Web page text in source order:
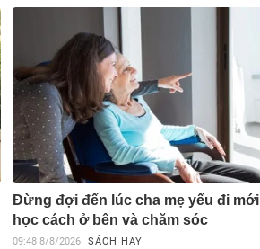
Đừng đợi đến lúc cha mẹ yếu đi mới
học cách ở bên và chăm sóc
09:48 8/8/2026 SÁCH HAY